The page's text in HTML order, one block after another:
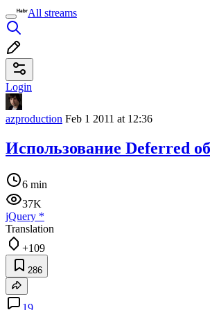
All streams
Login
azproduction Feb 1 2011 at 12:36
Использование Deferred
6 min
37K
jQuery *
Translation
+109
286
19